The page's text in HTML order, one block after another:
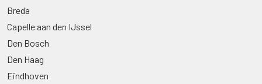
Breda
Capelle aan den IJssel
Den Bosch
Den Haag
Eindhoven